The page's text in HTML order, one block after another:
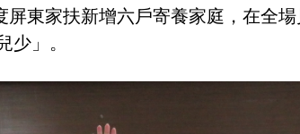
屏東家扶新增六戶寄養家庭，在全
少」。